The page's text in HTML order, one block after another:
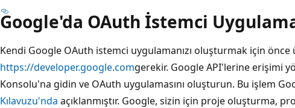
Google'da OAuth İstemci
Kendi Google OAuth istemci uygulamanızı oluşturmak için
https://developer.google.comgerekir. Google API'lerine erişimi
Konsolu'na gidin ve OAuth uygulamasını oluşturun. Bu işlem
Kılavuzu'nda açıklanmıştır. Google, sizin için proje oluşturma,